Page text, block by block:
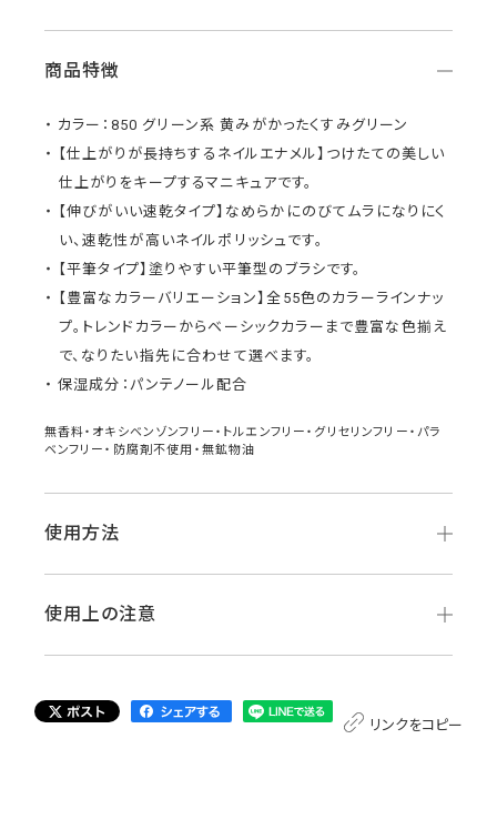
商品特徴
カラー：850 グリーン系 黄みがかったくすみグリーン
【仕上がりが長持ちするネイルエナメル】つけたての美しい
仕上がりをキープするマニキュアです。
【伸びがいい速乾タイプ】なめらかにのびてムラになりにく
い、速乾性が高いネイルポリッシュです。
【平筆タイプ】塗りやすい平筆型のブラシです。
【豊富なカラーバリエーション】全55色のカラーラインナッ
プ。トレンドカラーからベーシックカラーまで豊富な色揃え
で、なりたい指先に合わせて選べます。
保湿成分：パンテノール配合
無香料・オキシベンゾンフリー・トルエンフリー・グリセリンフリー・パラ
ベンフリー・防腐剤不使用・無鉱物油
使用方法
使用上の注意
リンクをコピー